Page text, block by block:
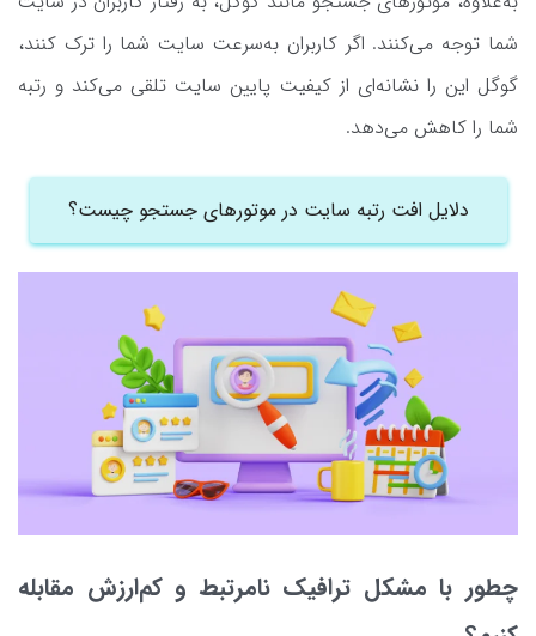
شما توجه می‌کنند. اگر کاربران به‌سرعت سایت شما را ترک کنند،
گوگل این را نشانه‌ای از کیفیت پایین سایت تلقی می‌کند و رتبه
شما را کاهش می‌دهد.
دلایل افت رتبه سایت در موتورهای جستجو چیست؟
چطور با مشکل ترافیک نامرتبط و کم‌ارزش مقابله